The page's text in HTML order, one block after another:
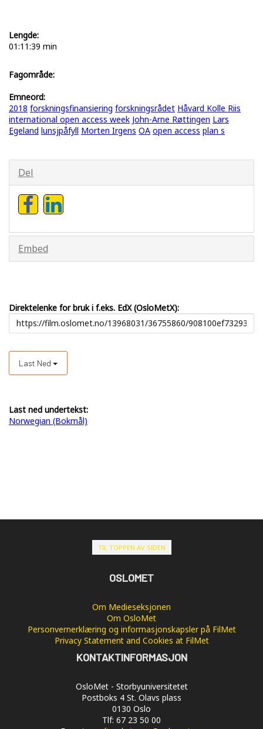
Lengde:
01:11:39 min
Fagområde:
Emneord:
2018 forskningsfinansiering forskningsrådet Håvard Kolle Riis
international open access week John-Arne Røttingen Lars
Egeland lunsjpåfyll Morten Irgens OA open access plan s
Del
Embed
Direktelenke for bruk i f.eks. EdX (OsloMetX):
Last Ned
Last ned undertekst:
Norwegian (Bokmål)
TIL TOPPEN AV SIDEN
OSLOMET
Om Medieseksjonen
Om OsloMet
Personvernerklæring og informasjonskapsler på FilMet
Privacy Statement and Cookies at FilMet
KONTAKTINFORMASJON
OsloMet - Storbyuniversitetet
Postboks 4 St. Olavs plass
0130 Oslo
Tlf: 67 23 50 00